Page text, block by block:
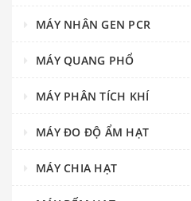
MÁY NHÂN GEN PCR
MÁY QUANG PHỔ
MÁY PHÂN TÍCH KHÍ
MÁY ĐO ĐỘ ẨM HẠT
MÁY CHIA HẠT